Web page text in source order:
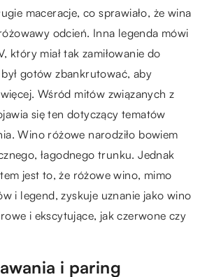
maceracje, co sprawiało, że wina
odcień. Inna legenda mówi
który miał tak zamiłowanie do
gotów zbankrutować, aby
Wśród mitów związanych z
się ten dotyczący tematów
Wino różowe narodziło bowiem
łagodnego trunku. Jednak
jest to, że różowe wino, mimo
i legend, zyskuje uznanie jako wino
i ekscytujące, jak czerwone czy
i paring